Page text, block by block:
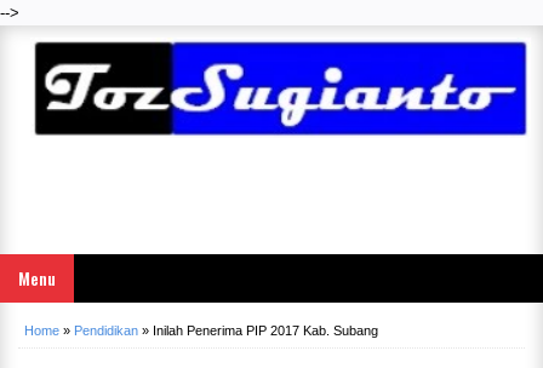
-->
Menu
Home » Pendidikan » Inilah Penerima PIP 2017 Kab. Subang